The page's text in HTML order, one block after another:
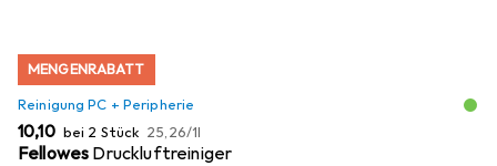
MENGENRABATT
Reinigung PC + Peripherie
EUR
10,10 bei 2 Stück EUR
25,26/1l
Fellowes Druckluftreiniger